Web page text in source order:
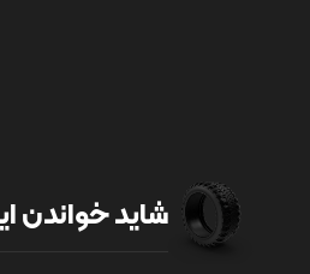
شاید خواندن